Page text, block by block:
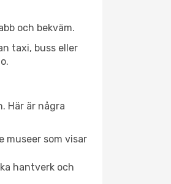
och bekväm.
taxi, buss eller
Här är några
museer som visar
hantverk och